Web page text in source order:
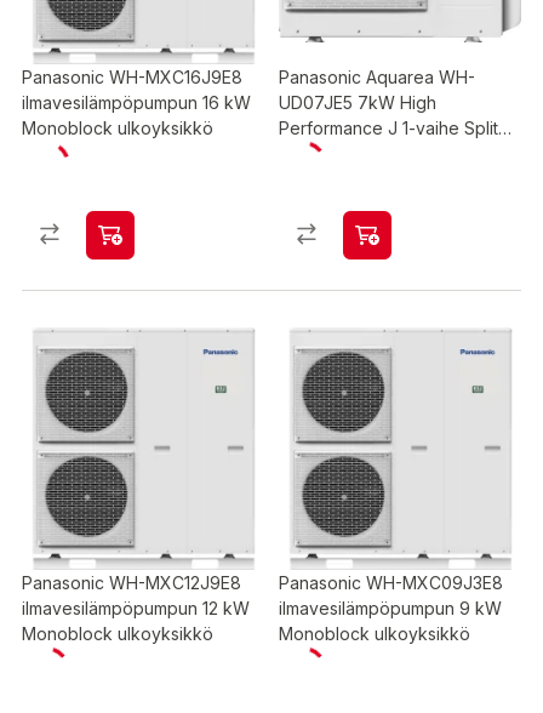
Panasonic WH-MXC16J9E8
ilmavesilämpöpumpun 16 kW
Monoblock ulkoyksikkö
Panasonic Aquarea WH-
UD07JE5 7kW High
Performance J 1-vaihe Split
ilmavesilämpöpumppu
Panasonic WH-MXC12J9E8
ilmavesilämpöpumpun 12 kW
Monoblock ulkoyksikkö
Panasonic WH-MXC09J3E8
ilmavesilämpöpumpun 9 kW
Monoblock ulkoyksikkö